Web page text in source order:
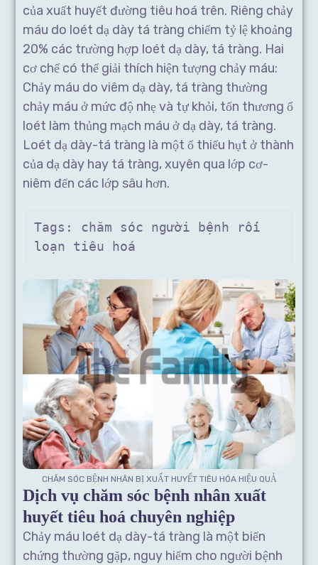
của xuất huyết đường tiêu hoá trên. Riêng chảy
máu do loét dạ dày tá tràng chiếm tỷ lệ khoảng
20% các trường hợp loét dạ dày, tá tràng. Hai
cơ chế có thể giải thích hiện tượng chảy máu:
Chảy máu do viêm dạ dày, tá tràng thường
chảy máu ở mức độ nhẹ và tự khỏi, tổn thương ổ
loét làm thủng mạch máu ở dạ dày, tá tràng.
Loét dạ dày-tá tràng là một ổ thiếu hụt ở thành
của dạ dày hay tá tràng, xuyên qua lớp cơ-
niêm đến các lớp sâu hơn.
Tags: chăm sóc người bệnh rối
loạn tiêu hoá
CHĂM SÓC BỆNH NHÂN BỊ XUẤT HUYẾT TIÊU HÓA HIỆU QUẢ
Dịch vụ chăm sóc bệnh nhân xuất
huyết tiêu hoá chuyên nghiệp
Chảy máu loét dạ dày-tá tràng là một biến
chứng thường gặp, nguy hiểm cho người bệnh